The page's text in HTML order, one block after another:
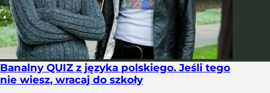
Banalny QUIZ z języka polskiego. Jeśli tego
nie wiesz, wracaj do szkoły